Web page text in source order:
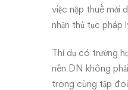
việc nộp thuế mới
nhận thủ tục pháp
Thí dụ có trường
nên DN không
trong cùng tập